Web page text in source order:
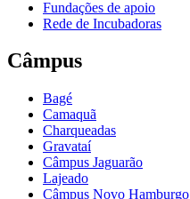
Fundações de apoio
Rede de Incubadoras
Câmpus
Bagé
Camaquã
Charqueadas
Gravataí
Câmpus Jaguarão
Lajeado
Câmpus Novo Hamburgo